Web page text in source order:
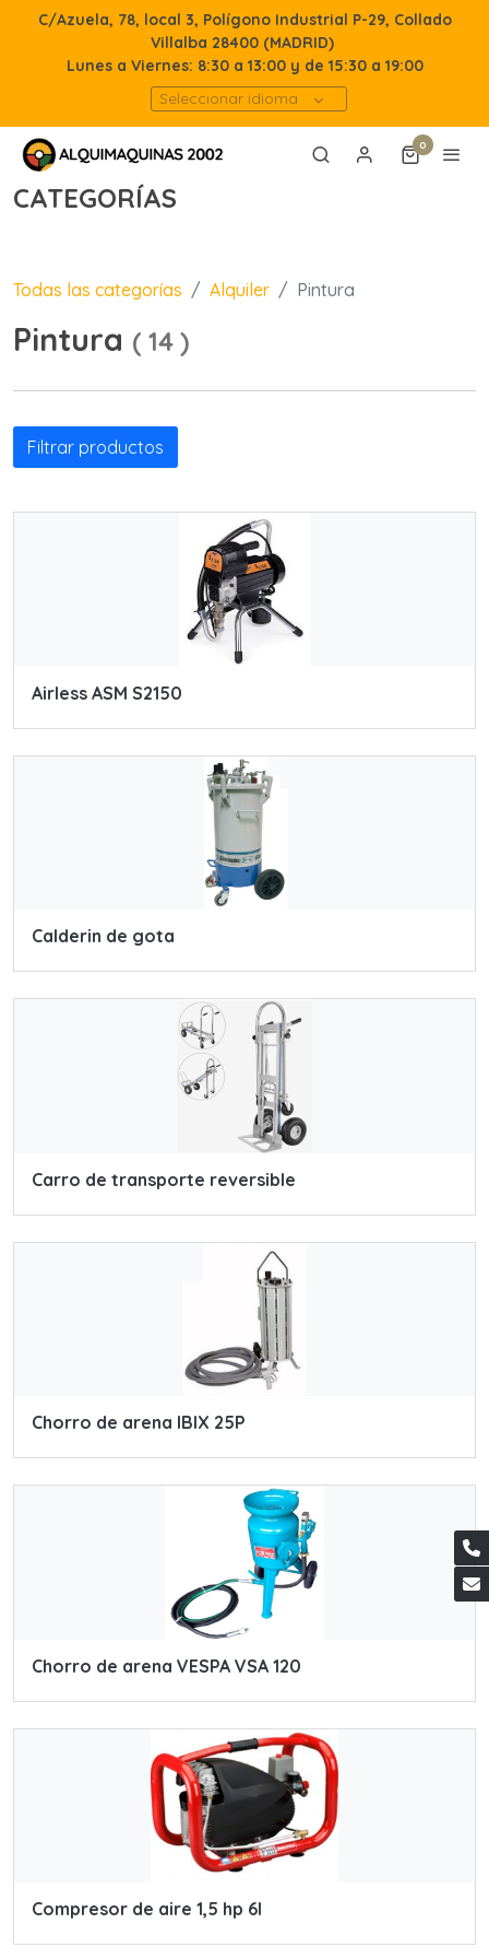
C/Azuela, 78, local 3, Polígono Industrial P-29, Collado
Villalba 28400 (MADRID)
Lunes a Viernes: 8:30 a 13:00 y de 15:30 a 19:00
Seleccionar idioma
0
CATEGORÍAS
Todas las categorías Alquiler Pintura
Pintura ( 14 )
Filtrar productos
Airless ASM S2150
Calderin de gota
Carro de transporte reversible
Chorro de arena IBIX 25P
Chorro de arena VESPA VSA 120
Compresor de aire 1,5 hp 6l